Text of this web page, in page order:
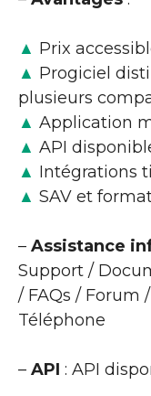
▲ Prix
▲ Progiciel
plusieurs
▲ Application
▲ API
▲ Intégrations
▲ SAV et
– Assistance
Support /
/ FAQs / Forum
Téléphone
– API : API